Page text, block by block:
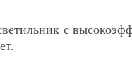
с